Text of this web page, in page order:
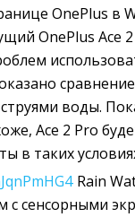
OnePlus в
OnePlus
воды.
Ace 2 Pro
в таких
Rain
с сенсорными